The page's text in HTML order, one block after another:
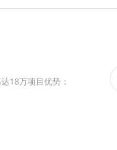
18万项目优势：️